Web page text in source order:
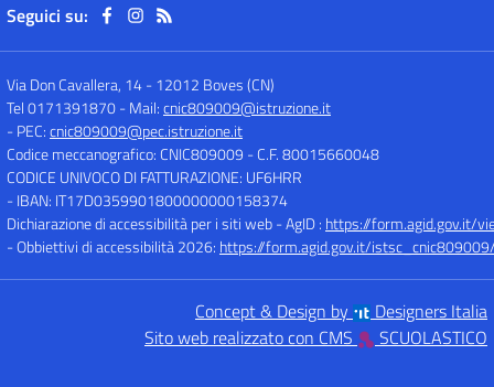
Seguici su:
Via Don Cavallera, 14-12012 Boves (CN)
Tel 0171391870- Mail:cnic809009@istruzione.it
- PEC:cnic809009@pec.istruzione.it
Codice meccanografico: CNIC809009 - C.F. 80015660048
CODICE UNIVOCO DI FATTURAZIONE: UF6HRR
- IBAN: IT17D0359901800000000158374
Dichiarazione di accessibilità per i siti web - AgID : https://form.agid.gov.it/
- Obbiettivi di accessibilità 2026: https://form.agid.gov.it/
Concept & Design by
Designers Italia
Sito web realizzato con CMS
SCUOLASTICO